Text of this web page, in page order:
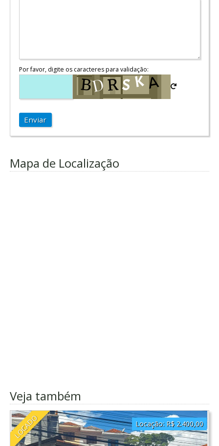
Por favor, digite os caracteres para validação:
Enviar
Mapa de Localização
Veja também
LOCADO Locação: R$ 2.400,00